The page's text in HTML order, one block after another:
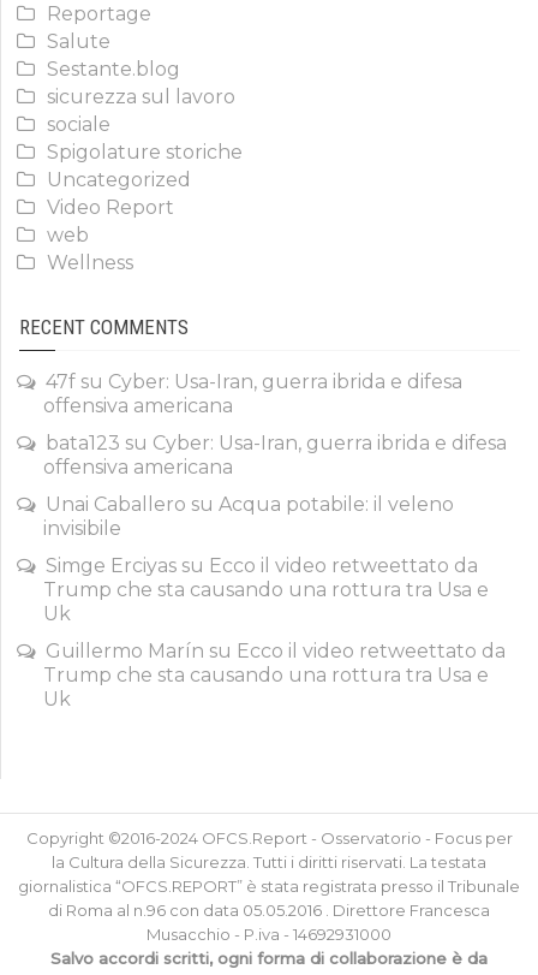
Reportage
Salute
Sestante.blog
sicurezza sul lavoro
sociale
Spigolature storiche
Uncategorized
Video Report
web
Wellness
RECENT COMMENTS
47f su Cyber: Usa-Iran, guerra ibrida e difesa
offensiva americana
bata123 su Cyber: Usa-Iran, guerra ibrida e difesa
offensiva americana
Unai Caballero su Acqua potabile: il veleno
invisibile
Simge Erciyas su Ecco il video retweettato da
Trump che sta causando una rottura tra Usa e
Uk
Guillermo Marín su Ecco il video retweettato da
Trump che sta causando una rottura tra Usa e
Uk
Copyright ©2016-2024 OFCS.Report - Osservatorio - Focus per
la Cultura della Sicurezza. Tutti i diritti riservati. La testata
giornalistica “OFCS.REPORT” è stata registrata presso il Tribunale
di Roma al n.96 con data 05.05.2016 . Direttore Francesca
Musacchio - P.iva - 14692931000
Salvo accordi scritti, ogni forma di collaborazione è da